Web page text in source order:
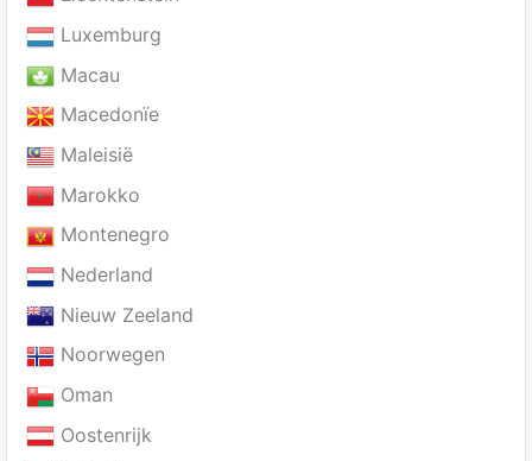
Luxemburg
Macau
Macedonïe
Maleisië
Marokko
Montenegro
Nederland
Nieuw Zeeland
Noorwegen
Oman
Oostenrijk